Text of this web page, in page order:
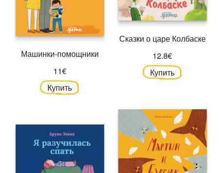
Сказки о царе Колбаске
12.8€
Купить
Машинки-помощники
11€
Купить